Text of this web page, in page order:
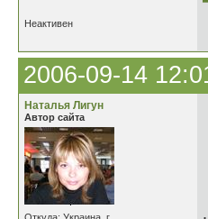
Неактивен
2006-09-14
Наталья Лигун
Автор сайта